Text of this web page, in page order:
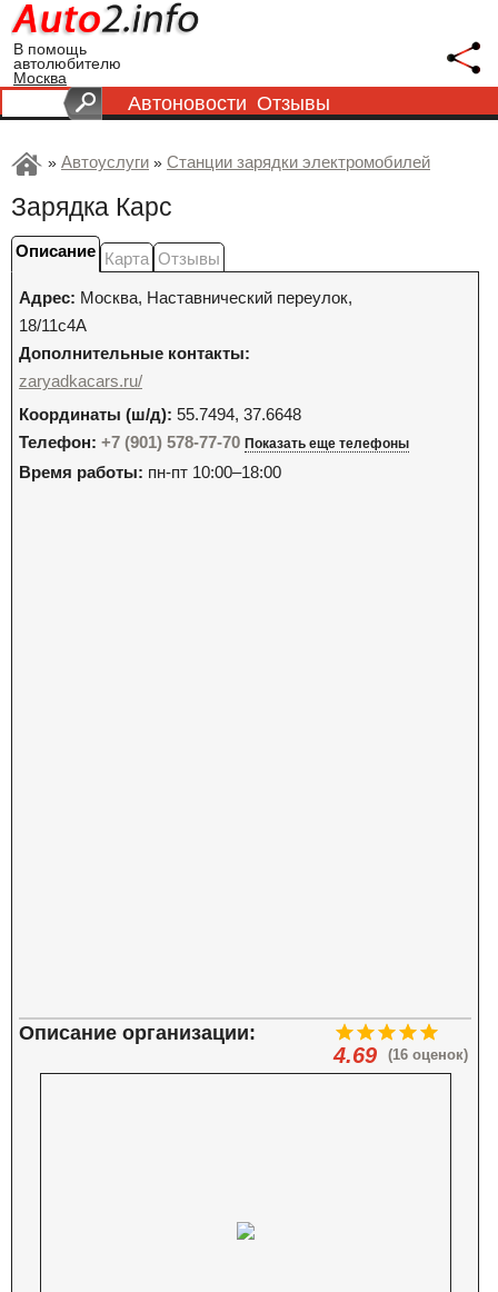
В помощь
автолюбителю
Москва
Автоновости Отзывы
» Автоуслуги » Станции зарядки электромобилей
Зарядка Карс
Описание Карта Отзывы
Адрес: Москва, Наставнический переулок,
18/11с4А
Дополнительные контакты:
zaryadkacars.ru/
Координаты (ш/д): 55.7494, 37.6648
Телефон: +7 (901) 578-77-70 Показать еще телефоны
Время работы: пн-пт 10:00–18:00
(16 оценок)
4.69
Описание организации: